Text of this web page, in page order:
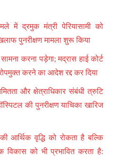
में द्रमुक मंत्री पेरियासामी को
पुनरीक्षण मामला शुरू किया
करना पड़ेगा; मद्रास हाई कोर्ट
करने का आदेश रद्द कर दिया
और क्षेत्राधिकार संबंधी त्रुटि
की पुनरीक्षण याचिका खारिज
आर्थिक वृद्धि को रोकता है बल्कि
विकास को भी प्रभावित करता है: